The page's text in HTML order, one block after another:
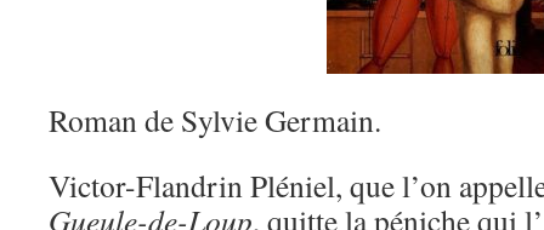
Roman de Sylvie Germain.
Victor-Flandrin Pléniel, que l’on
Gueule-de-Loup, quitte la péniche qui